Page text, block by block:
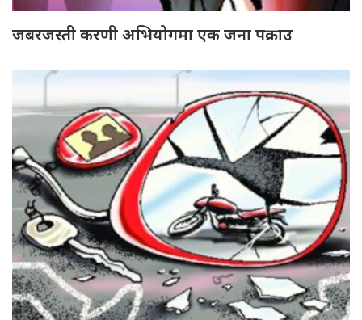
जबरजस्ती करणी अभियोगमा एक जना पक्राउ